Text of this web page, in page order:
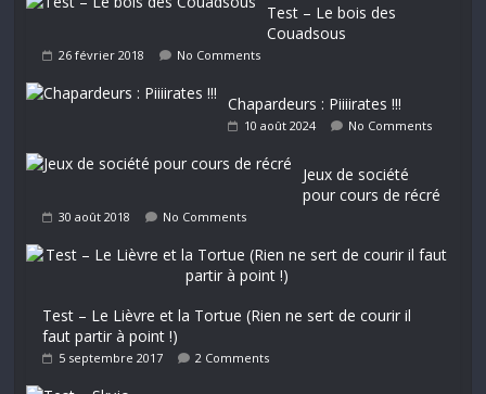
Test – Le bois des
Couadsous
26 février 2018 No Comments
Chapardeurs : Piiiirates !!!
10 août 2024 No Comments
Jeux de société
pour cours de récré
30 août 2018 No Comments
Test – Le Lièvre et la Tortue (Rien ne sert de courir il
faut partir à point !)
5 septembre 2017 2 Comments